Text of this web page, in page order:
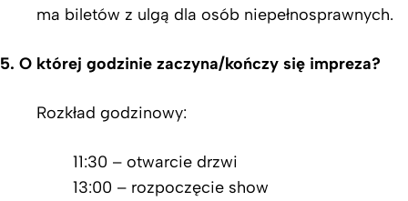
ma biletów z ulgą dla osób niepełnosprawnych.
5. O której godzinie zaczyna/kończy się impreza?
Rozkład godzinowy:
11:30 – otwarcie drzwi
13:00 – rozpoczęcie show